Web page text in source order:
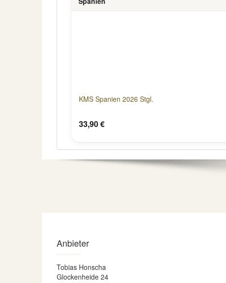
KMS Spanien 2026 Stgl.
33,90 €
Anbieter
Tobias Honscha
Glockenheide 24